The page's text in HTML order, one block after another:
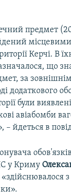
предмет
Керчі. В
що
за
додаткового
були
авіабомби
– йдеться в
у Криму